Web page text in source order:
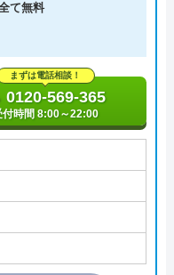
て無料
まずは電話相談！
0120-569-365
付時間 8:00～22:00